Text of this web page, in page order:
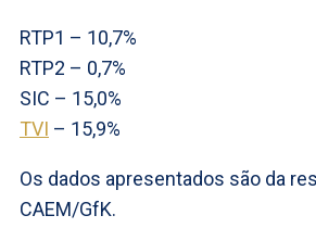
RTP1 – 10,7%
RTP2 – 0,7%
SIC – 15,0%
TVI – 15,9%
Os dados apresentados são da
CAEM/GfK.